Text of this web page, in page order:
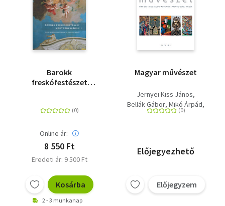
Barokk
freskófestészet
Online ár:
8 550 Ft
Eredeti ár: 9 500 Ft
Kosárba
2 - 3 munkanap
Magyar művészet
Jernyei Kiss János
Bellák Gábor Mikó Árpád
Keserű Katalin
Előjegyezhető
Előjegyzem